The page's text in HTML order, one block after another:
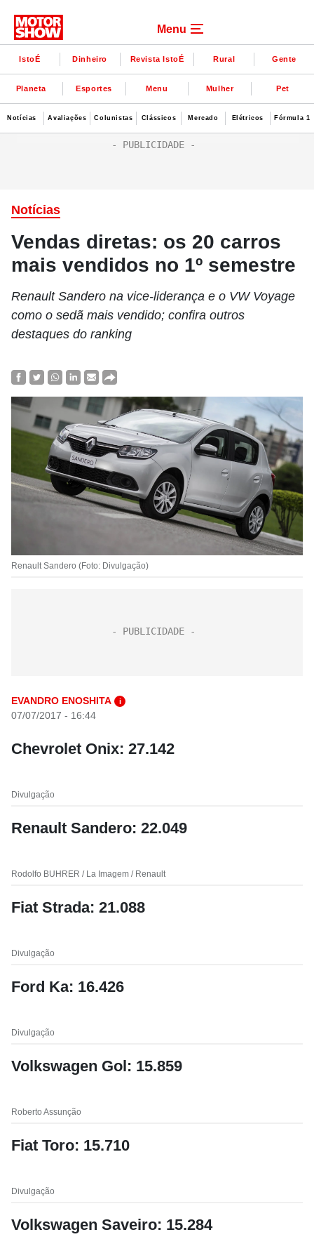
Menu
IstoÉ Dinheiro Revista IstoÉ Rural Gente
Planeta Esportes Menu Mulher Pet
Notícias Avaliações Colunistas Clássicos Mercado Elétricos Fórmula 1
Notícias
Vendas diretas: os 20 carros
mais vendidos no 1º semestre
Renault Sandero na vice-liderança e o VW Voyage
como o sedã mais vendido; confira outros
destaques do ranking
Renault Sandero (Foto: Divulgação)
EVANDRO ENOSHITA i
07/07/2017 - 16:44
Chevrolet Onix: 27.142
Divulgação
Renault Sandero: 22.049
Rodolfo BUHRER / La Imagem / Renault
Fiat Strada: 21.088
Divulgação
Ford Ka: 16.426
Divulgação
Volkswagen Gol: 15.859
Roberto Assunção
Fiat Toro: 15.710
Divulgação
Volkswagen Saveiro: 15.284